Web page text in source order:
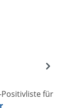
Positivliste für